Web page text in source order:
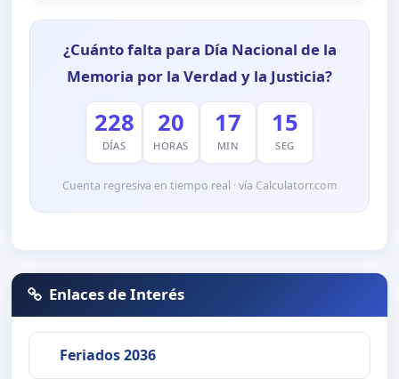
¿Cuánto falta para Día Nacional de la
Memoria por la Verdad y la Justicia?
228
DÍAS
20
HORAS
17
MIN
14
SEG
Cuenta regresiva en tiempo real · vía Calculatorr.com
Enlaces de Interés
Feriados 2036